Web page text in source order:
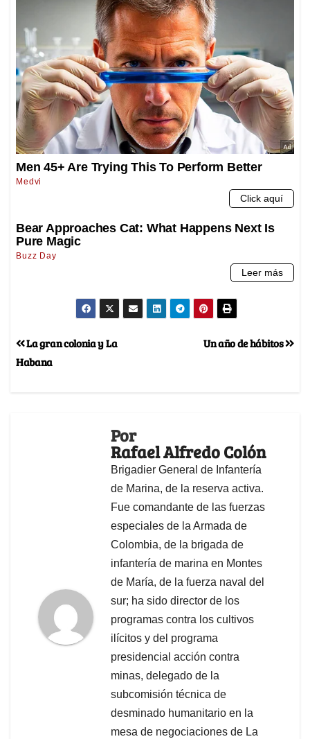
Un año de hábitos
La gran colonia y La
Habana
Por
Rafael Alfredo Colón
Brigadier General de Infantería
de Marina, de la reserva activa.
Fue comandante de las fuerzas
especiales de la Armada de
Colombia, de la brigada de
infantería de marina en Montes
de María, de la fuerza naval del
sur; ha sido director de los
programas contra los cultivos
ilícitos y del programa
presidencial acción contra
minas, delegado de la
subcomisión técnica de
desminado humanitario en la
mesa de negociaciones de La